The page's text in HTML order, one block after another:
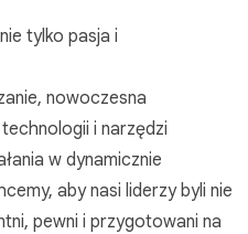
tylko pasja i
nowoczesna
i narzędzi
w dynamicznie
aby nasi liderzy byli nie
pewni i przygotowani na